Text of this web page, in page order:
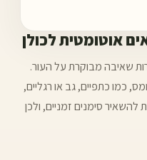
אוטומטית לכולן
שאיבה מבוקרת על העור.
כמו כתפיים, גב או רגליים,
סימנים זמניים, ולכן